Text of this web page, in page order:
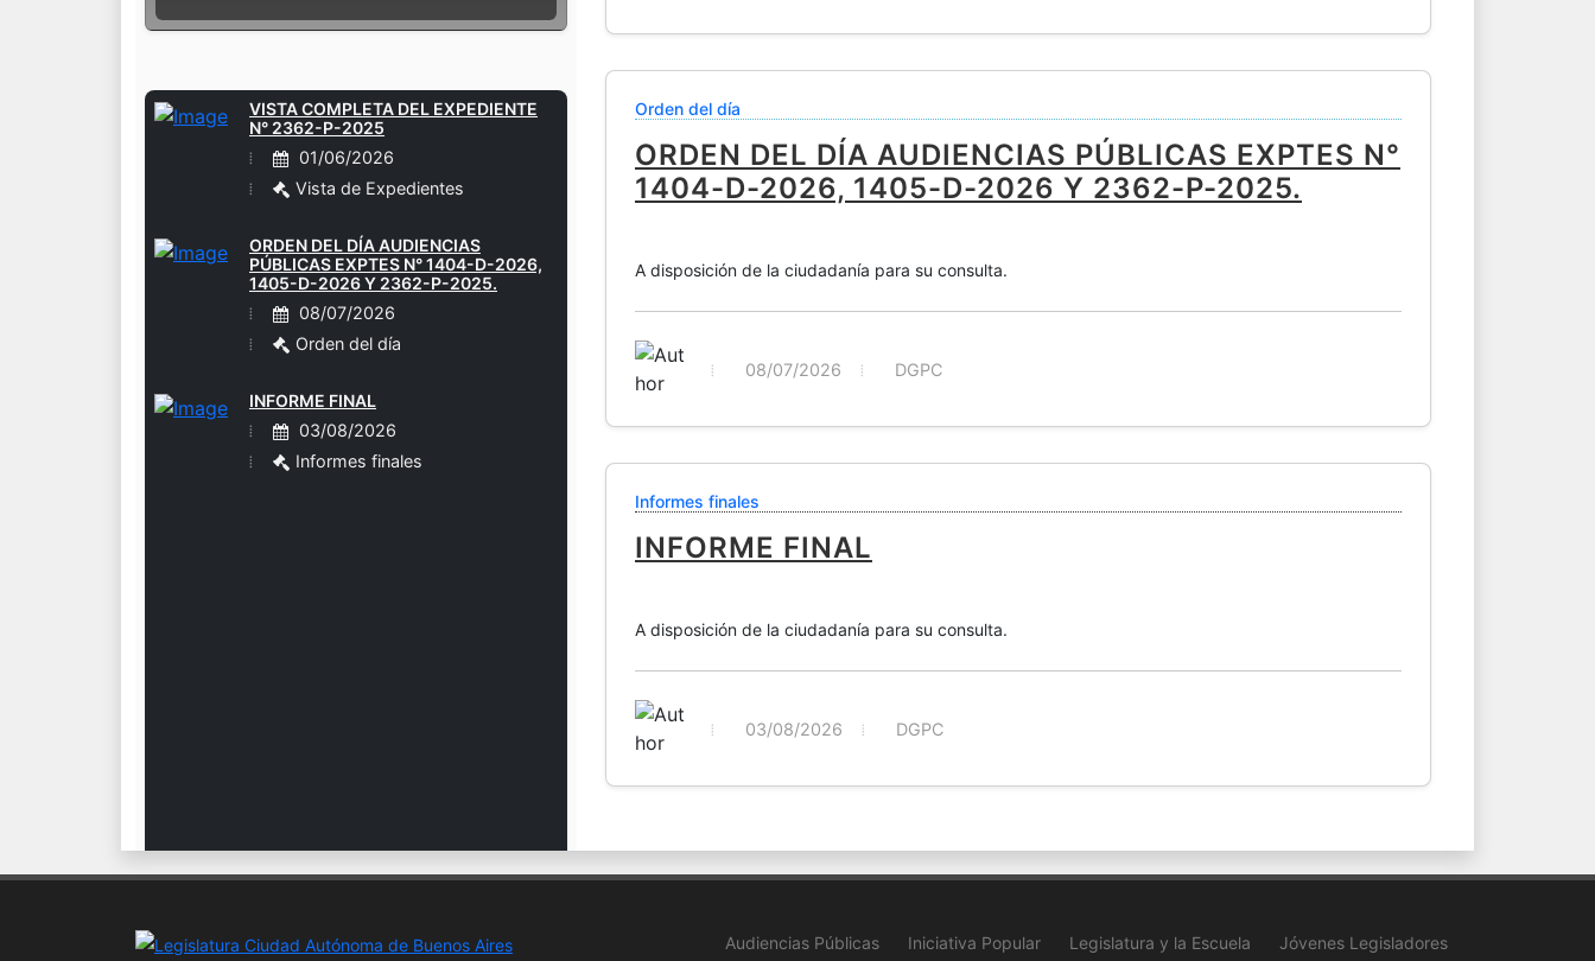
VISTA COMPLETA DEL EXPEDIENTE
N° 2362-P-2025
01/06/2026
Vista de Expedientes
ORDEN DEL DÍA AUDIENCIAS
PÚBLICAS EXPTES N° 1404-D-2026,
1405-D-2026 Y 2362-P-2025.
08/07/2026
Orden del día
INFORME FINAL
03/08/2026
Informes finales
Orden del día
ORDEN DEL DÍA AUDIENCIAS PÚBLICAS EXPTES N°
1404-D-2026, 1405-D-2026 Y 2362-P-2025.
A disposición de la ciudadanía para su consulta.
08/07/2026 DGPC
Informes finales
INFORME FINAL
A disposición de la ciudadanía para su consulta.
03/08/2026 DGPC
Audiencias Públicas Iniciativa Popular Legislatura y la Escuela Jóvenes Legisladores